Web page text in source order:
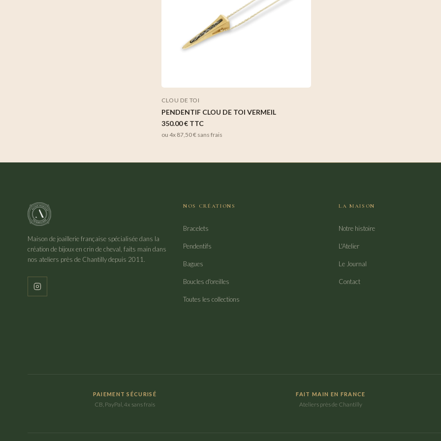
CLOU DE TOI
PENDENTIF CLOU DE TOI VERMEIL
350.00 € TTC
ou 4x 87,50 € sans frais
Maison de joaillerie française spécialisée dans la
création de bijoux en crin de cheval, faits main dans
nos ateliers près de Chantilly depuis 2011.
NOS CRÉATIONS
Bracelets
Pendentifs
Bagues
Boucles d'oreilles
Toutes les collections
LA MAISON
Notre histoire
L'Atelier
Le Journal
Contact
PAIEMENT SÉCURISÉ
CB, PayPal, 4x sans frais
FAIT MAIN EN FRANCE
Ateliers près de Chantilly